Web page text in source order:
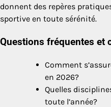
donnent des repères
sportive en toute sérénité.
Questions fréquentes et
Comment
en 2026?
Quelles
toute l’année?